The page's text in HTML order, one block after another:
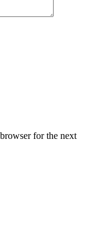
for the next